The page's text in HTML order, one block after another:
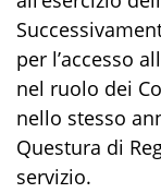
per l’accesso
nel ruolo dei
nello stesso
Questura di
servizio.